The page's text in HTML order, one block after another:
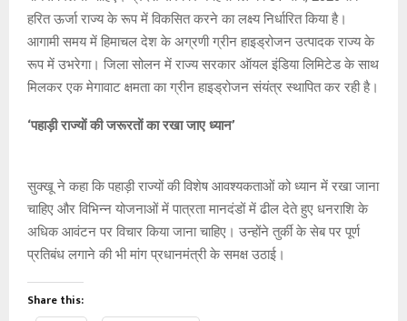
हरित ऊर्जा राज्य के रूप में विकसित करने का लक्ष्य निर्धारित किया है।
आगामी समय में हिमाचल देश के अग्रणी ग्रीन हाइड्रोजन उत्पादक राज्य के
रूप में उभरेगा। जिला सोलन में राज्य सरकार ऑयल इंडिया लिमिटेड के साथ
मिलकर एक मेगावाट क्षमता का ग्रीन हाइड्रोजन संयंत्र स्थापित कर रही है।
‘पहाड़ी राज्यों की जरूरतों का रखा जाए ध्यान’
सुक्खू ने कहा कि पहाड़ी राज्यों की विशेष आवश्यकताओं को ध्यान में रखा जाना
चाहिए और विभिन्न योजनाओं में पात्रता मानदंडों में ढील देते हुए धनराशि के
अधिक आवंटन पर विचार किया जाना चाहिए। उन्होंने तुर्की के सेब पर पूर्ण
प्रतिबंध लगाने की भी मांग प्रधानमंत्री के समक्ष उठाई।
Share this: